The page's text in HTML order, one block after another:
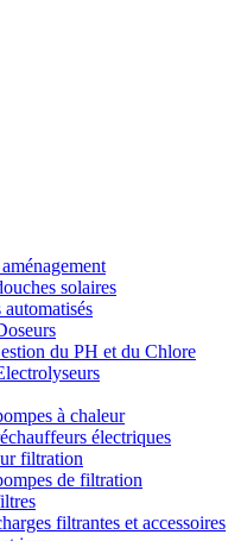
solaires
du PH et du Chlore
à chaleur
électriques
filtration
de filtration
filtrantes et accessoires